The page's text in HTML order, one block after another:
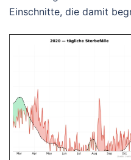
Einschnitte, die damit